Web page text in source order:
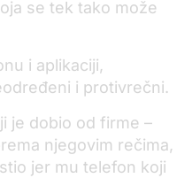
se tek tako može
i aplikaciji,
i protivrečni.
je dobio od firme –
njegovim rečima,
jer mu telefon koji